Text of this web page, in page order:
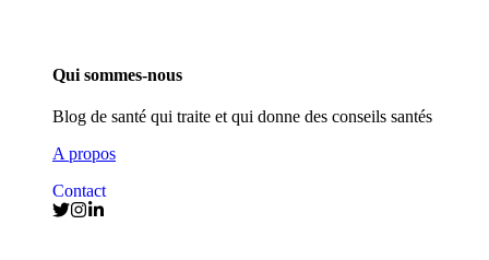
Qui sommes-nous
Blog de santé qui traite et qui donne des conseils santés
A propos
Contact